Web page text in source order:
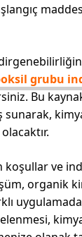
grubu
Bu
sunarak,
ve
organik